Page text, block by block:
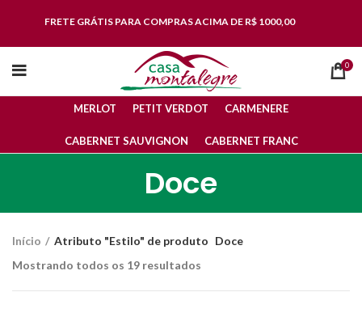
FRETE GRÁTIS PARA COMPRAS ACIMA DE R$ 1000,00
0
MERLOT PETIT VERDOT CARMENERE
CABERNET SAUVIGNON CABERNET FRANC
Doce
Início Atributo "Estilo" de produto Doce
Mostrando todos os 19 resultados